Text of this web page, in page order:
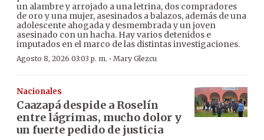
un alambre y arrojado a una letrina, dos compradores
de oro y una mujer, asesinados a balazos, además de una
adolescente ahogada y desmembrada y un joven
asesinado con un hacha. Hay varios detenidos e
imputados en el marco de las distintas investigaciones.
Agosto 8, 2026 03:03 p. m. · Mary Glezcu
Nacionales
Caazapá despide a Roselín
entre lágrimas, mucho dolor y
un fuerte pedido de justicia